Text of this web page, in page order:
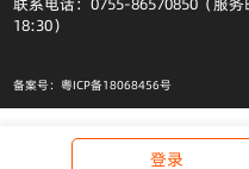
18:30）
备案号：粤ICP备18068456号
登录